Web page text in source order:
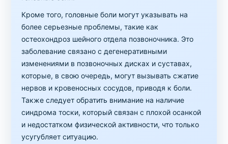
Кроме того, головные боли могут указывать на
более серьезные проблемы, такие как
остеохондроз шейного отдела позвоночника. Это
заболевание связано с дегенеративными
изменениями в позвоночных дисках и суставах,
которые, в свою очередь, могут вызывать сжатие
нервов и кровеносных сосудов, приводя к боли.
Также следует обратить внимание на наличие
синдрома тоски, который связан с плохой осанкой
и недостатком физической активности, что только
усугубляет ситуацию.